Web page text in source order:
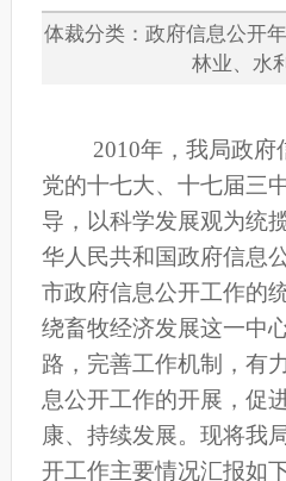
体裁分类：政府信息公开
林业、
2010年，我局政府
党的十七大、十七届三
导，以科学发展观为统
华人民共和国政府信息
市政府信息公开工作的
绕畜牧经济发展这一中
路，完善工作机制， 有
息公开工作的开展， 促
康、持续发展。现将我
开工作主要情况汇报如下